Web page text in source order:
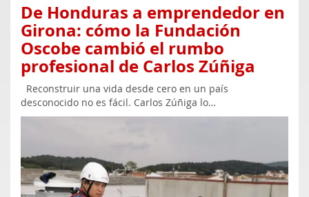
De Honduras a emprendedor en
Girona: cómo la Fundación
Oscobe cambió el rumbo
profesional de Carlos Zúñiga
Reconstruir una vida desde cero en un país
desconocido no es fácil. Carlos Zúñiga lo…